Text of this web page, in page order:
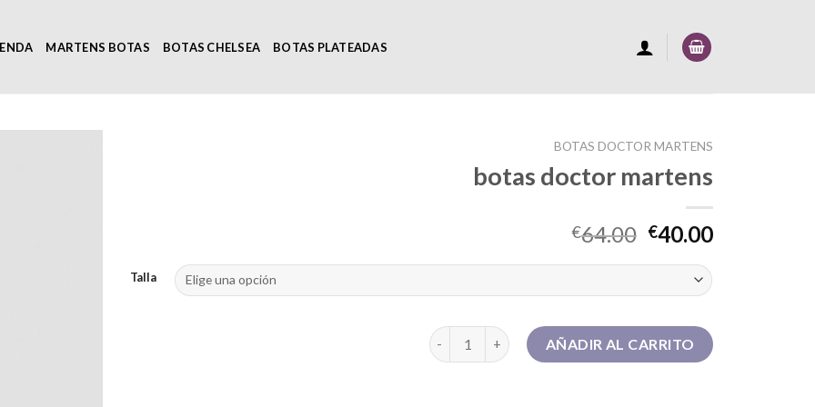
MARTENS BOTAS BOTAS CHELSEA BOTAS PLATEADAS
BOTAS DOCTOR MARTENS
botas doctor martens
€64.00 €40.00
Talla
botas doctor martens cantidadAÑADIR AL CARRITO